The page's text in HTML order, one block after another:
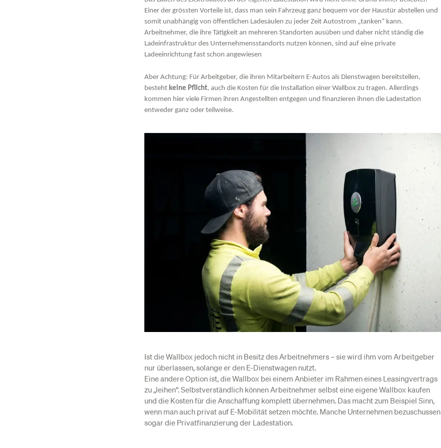
Einer der grössten Vorteile ist, dass man sein Fahrzeug ganz bequem vor der Haustür abstellen und
somit unabhängig von öffentlichen Ladesäulen zu jeder Zeit Autostrom „tanken“ kann.
Arbeitnehmer, die ihre Tätigkeit an mehreren Standorten ausüben und daher nicht ständig die
Ladeinfrastruktur des Unternehmensstandorts nutzen können, sind auf eine private
Ladeeinrichtung fast schon angewiesen
Aber Achtung: Für Arbeitgeber, die ihren Mitarbeitern E-Autos als Dienstwagen bereitstellen,
besteht keine Pflicht, auch die Kosten für die Installation einer Wallbox zu tragen. Allerdings
kommen hier viele Firmen ihren Angestellten entgegen und finanzieren ihnen die Ladestation
entweder ganz oder teilweise.
Ist die Wallbox jedoch nicht in Besitz des Arbeitnehmers – sie wird ihm vom Arbeitgeber
nur überlassen, solange er den E-Dienstwagen nutzt.
Eine andere Option ist, die Wallbox bei einem Anbieter im Rahmen eines Leasingvertrags
zu „leihen“. Selbstverständlich können Arbeitnehmer selbst eine eigene Wallbox kaufen
und die Kosten für die Anschaffung komplett übernehmen. Das macht zum Beispiel Sinn,
wenn man auch privat auf E-Mobilität setzen möchte. Manche Unternehmen bezuschussen
sogar die Privatfinanzierung der Ladestation.